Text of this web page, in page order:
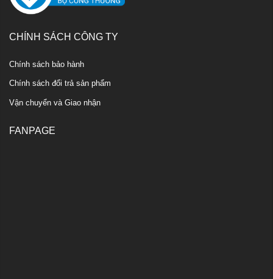
CHÍNH SÁCH CÔNG TY
Chính sách bảo hành
Chính sách đổi trả sản phẩm
Vận chuyển và Giao nhận
FANPAGE